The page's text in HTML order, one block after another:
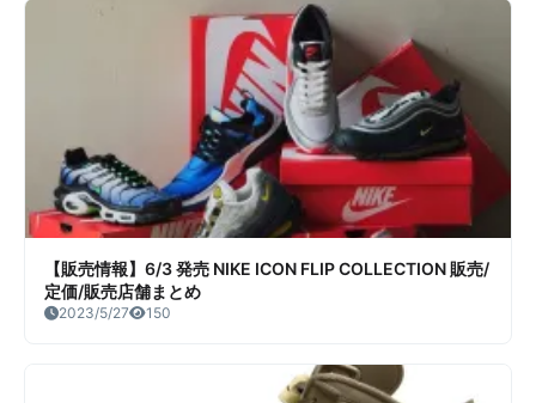
【販売情報】6/3 発売 NIKE ICON FLIP COLLECTION 販売/
定価/販売店舗まとめ
2023/5/27 150